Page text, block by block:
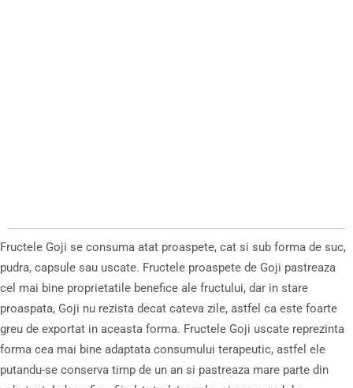
Fructele Goji se consuma atat proaspete, cat si sub forma de suc,
pudra, capsule sau uscate. Fructele proaspete de Goji pastreaza
cel mai bine proprietatile benefice ale fructului, dar in stare
proaspata, Goji nu rezista decat cateva zile, astfel ca este foarte
greu de exportat in aceasta forma. Fructele Goji uscate reprezinta
forma cea mai bine adaptata consumului terapeutic, astfel ele
putandu-se conserva timp de un an si pastreaza mare parte din